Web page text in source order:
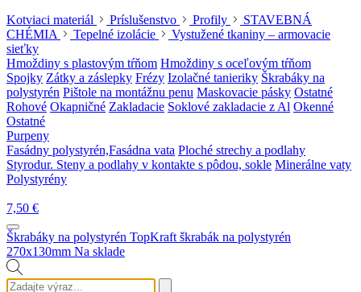
Kotviaci materiál
Príslušenstvo Profily
STAVEBNÁ
CHÉMIA
Tepelné izolácie
Vystužené tkaniny – armovacie
sieťky
Hmoždiny s plastovým tŕňom Hmoždiny s oceľovým tŕňom
Spojky Zátky a záslepky Frézy Izolačné tanieriky Škrabáky na
polystyrén Pištole na montážnu penu Maskovacie pásky Ostatné
Rohové Okapničné Zakladacie Soklové zakladacie z Al Okenné
Ostatné
Purpeny
Fasádny polystyrén,Fasádna vata Ploché strechy a podlahy
Styrodur. Steny a podlahy v kontakte s pôdou, sokle Minerálne vaty
Polystyrény
7,50 €
Škrabáky na polystyrén TopKraft škrabák na polystyrén
270x130mm Na sklade